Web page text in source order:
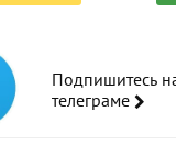
Подпишитесь
телеграме